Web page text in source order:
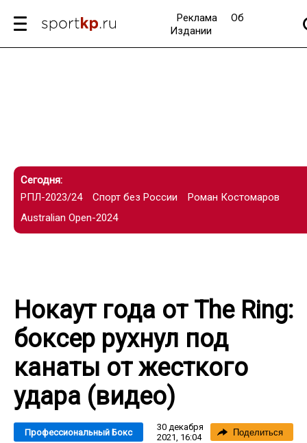
Реклама
Об
Издании
Сегодня:
РПЛ-2023/24
Спорт без России
Роман Костомаров
Australian Open-2024
Нокаут года от The Ring:
боксер рухнул под
канаты от жесткого
удара (видео)
Профессиональный Бокс
30 декабря
2021, 16:04
Поделиться